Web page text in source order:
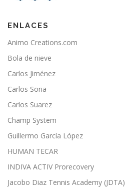
ENLACES
Animo Creations.com
Bola de nieve
Carlos Jiménez
Carlos Soria
Carlos Suarez
Champ System
Guillermo García López
HUMAN TECAR
INDIVA ACTIV Prorecovery
Jacobo Diaz Tennis Academy (JDTA)